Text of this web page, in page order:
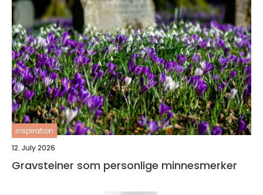
inspiration
12. July 2026
Gravsteiner som personlige minnesmerker